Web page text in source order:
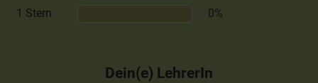
1 Stern
0%
Dein(e) LehrerIn